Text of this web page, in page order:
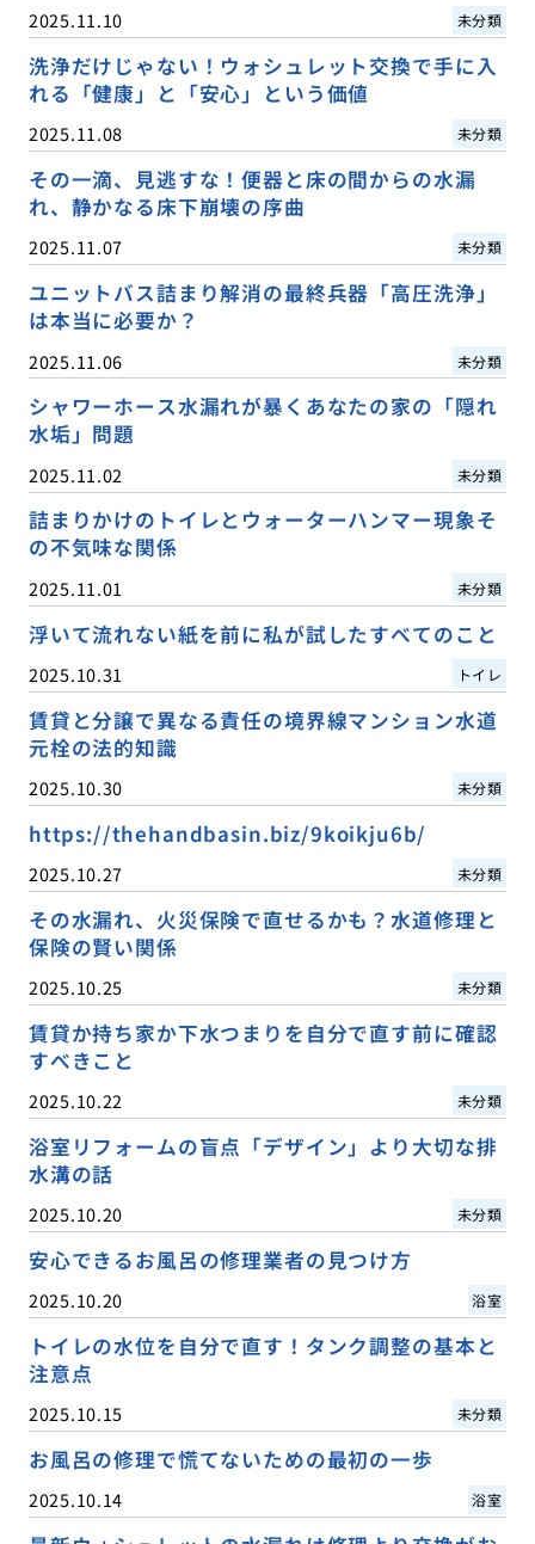
2025.11.10 未分類
洗浄だけじゃない！ウォシュレット交換で手に入
れる「健康」と「安心」という価値
2025.11.08 未分類
その一滴、見逃すな！便器と床の間からの水漏
れ、静かなる床下崩壊の序曲
2025.11.07 未分類
ユニットバス詰まり解消の最終兵器「高圧洗浄」
は本当に必要か？
2025.11.06 未分類
シャワーホース水漏れが暴くあなたの家の「隠れ
水垢」問題
2025.11.02 未分類
詰まりかけのトイレとウォーターハンマー現象そ
の不気味な関係
2025.11.01 未分類
浮いて流れない紙を前に私が試したすべてのこと
2025.10.31 トイレ
賃貸と分譲で異なる責任の境界線マンション水道
元栓の法的知識
2025.10.30 未分類
https://thehandbasin.biz/9koikju6b/
2025.10.27 未分類
その水漏れ、火災保険で直せるかも？水道修理と
保険の賢い関係
2025.10.25 未分類
賃貸か持ち家か下水つまりを自分で直す前に確認
すべきこと
2025.10.22 未分類
浴室リフォームの盲点「デザイン」より大切な排
水溝の話
2025.10.20 未分類
安心できるお風呂の修理業者の見つけ方
2025.10.20 浴室
トイレの水位を自分で直す！タンク調整の基本と
注意点
2025.10.15 未分類
お風呂の修理で慌てないための最初の一歩
2025.10.14 浴室